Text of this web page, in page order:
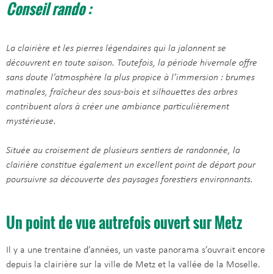
Conseil rando :
La clairière et les pierres légendaires qui la jalonnent se
découvrent en toute saison. Toutefois, la période hivernale offre
sans doute l’atmosphère la plus propice à l’immersion : brumes
matinales, fraîcheur des sous-bois et silhouettes des arbres
contribuent alors à créer une ambiance particulièrement
mystérieuse.
Située au croisement de plusieurs sentiers de randonnée, la
clairière constitue également un excellent point de départ pour
poursuivre sa découverte des paysages forestiers environnants.
Un point de vue autrefois ouvert sur Metz
Il y a une trentaine d’années, un vaste panorama s’ouvrait encore
depuis la clairière sur la ville de Metz et la vallée de la Moselle.